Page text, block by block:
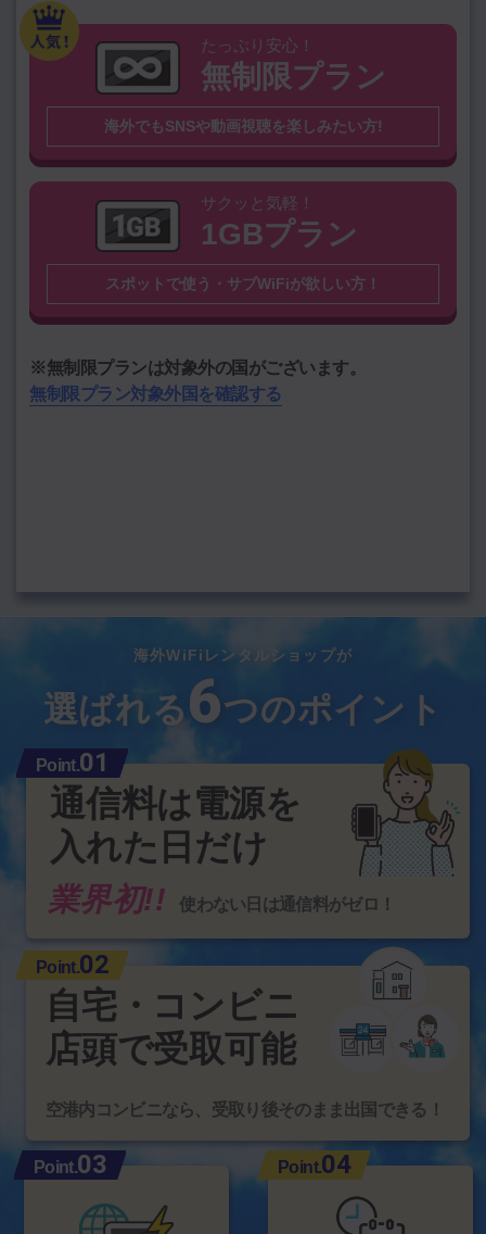
たっぷり安心！
無制限プラン
海外でもSNSや動画視聴を楽しみたい方!
サクッと気軽！
1GBプラン
スポットで使う・サブWiFiが欲しい方！
※無制限プランは対象外の国がございます。
無制限プラン対象外国を確認する
タイ ハワイ ベトナム
グアム オーストラリア スペイン
※無制限プラン対象外国はこちら
渡航期間を選択
海外WiFiレンタルショップが
選ばれる6つのポイント
通信料は電源を
入れた日だけ
業界初!! 使わない日は通信料がゼロ！
Point.01
自宅・コンビニ
店頭で受取可能
空港内コンビニなら、受取り後そのまま出国できる！
Point.02
Point.03 Point.04